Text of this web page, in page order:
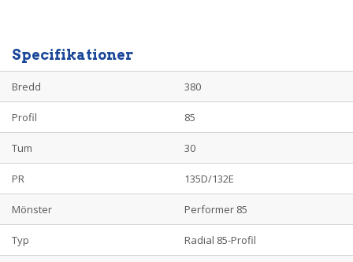
Specifikationer
Bredd 380
Profil 85
Tum 30
PR 135D/132E
Mönster Performer 85
Typ Radial 85-Profil